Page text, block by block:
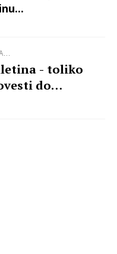
- toliko
do
pitanja